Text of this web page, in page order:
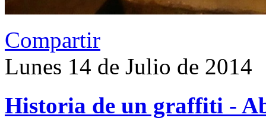
Compartir
Lunes 14 de Julio de 2014
Historia de un graffiti -